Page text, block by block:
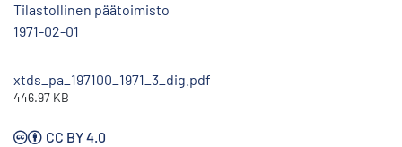
Tilastollinen päätoimisto
1971-02-01
xtds_pa_197100_1971_3_dig.pdf
446.97 KB
CC BY 4.0